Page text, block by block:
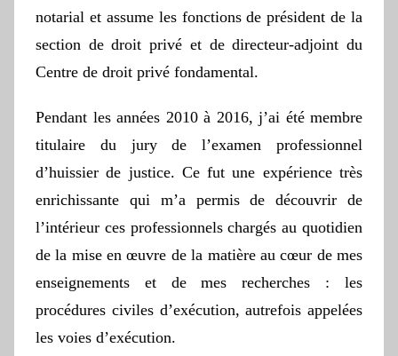
notarial et assume les fonctions de président de la
section de droit privé et de directeur-adjoint du
Centre de droit privé fondamental.
Pendant les années 2010 à 2016, j’ai été membre
titulaire du jury de l’examen professionnel
d’huissier de justice. Ce fut une expérience très
enrichissante qui m’a permis de découvrir de
l’intérieur ces professionnels chargés au quotidien
de la mise en œuvre de la matière au cœur de mes
enseignements et de mes recherches : les
procédures civiles d’exécution, autrefois appelées
les voies d’exécution.